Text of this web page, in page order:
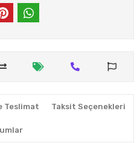
Teslimat Taksit Seçenekleri